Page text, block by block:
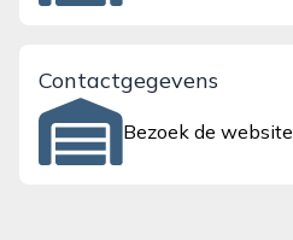
Contactgegevens
Bezoek de website